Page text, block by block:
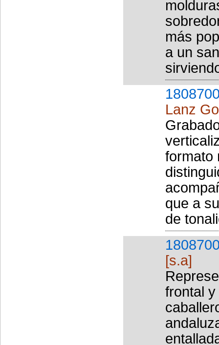
más
a un
Lanz
formato
que a
de
[s.a]
frontal